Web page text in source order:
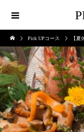
Pick UPコース 【